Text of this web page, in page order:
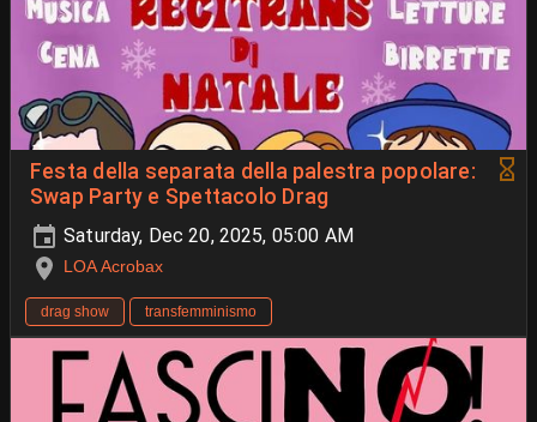
Festa della separata della palestra popolare:
Swap Party e Spettacolo Drag
Saturday, Dec 20, 2025, 05:00 AM
LOA Acrobax
drag show transfemminismo